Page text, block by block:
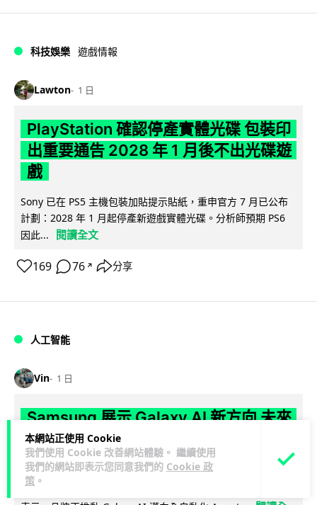
本網站正使用 Cookie
我們使用 Cookie 改善網站體驗。 繼續使用
我們的網站即表示您同意我們的 Cookie 政
策 。
科技娛樂 遊戲情報
Lawton 1 日
PlayStation 確認停產實體光碟 包裝印
出重要通告 2028 年 1 月後不出光碟遊
戲
Sony 已在 PS5 主機包裝加貼提示貼紙，重申官方 7 月已公布
計劃：2028 年 1 月起停產新遊戲實體光碟。分析師預期 PS6
因此...
閱讀全文
169 76 ↗ 分享
人工智能
Vin 1 日
Samsung 展示 Galaxy AI 新方向 未來
手機毋須輸入文字 轉向 Agent 全自動操
作
Samsung 電子 MX 部門顧客體驗辦公室主管兼副總裁 Jay Kim